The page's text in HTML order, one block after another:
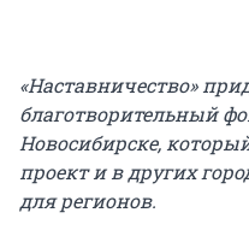
«Наставничество»
благотворительный
Новосибирске,
проект и в других
для регионов.